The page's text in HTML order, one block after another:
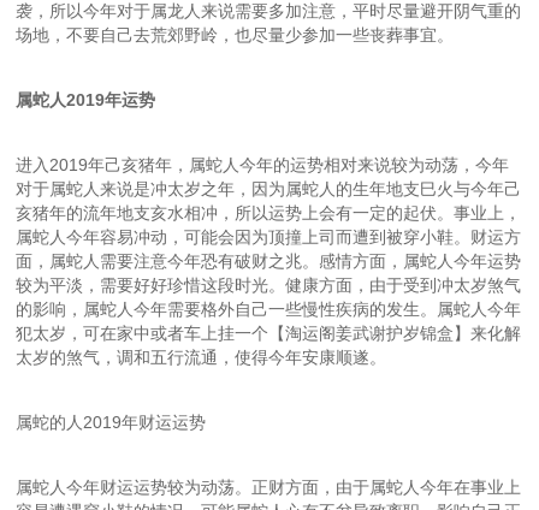
袭，所以今年对于属龙人来说需要多加注意，平时尽量避开阴气重的
场地，不要自己去荒郊野岭，也尽量少参加一些丧葬事宜。
属蛇人2019年运势
进入2019年己亥猪年，属蛇人今年的运势相对来说较为动荡，今年
对于属蛇人来说是冲太岁之年，因为属蛇人的生年地支巳火与今年己
亥猪年的流年地支亥水相冲，所以运势上会有一定的起伏。事业上，
属蛇人今年容易冲动，可能会因为顶撞上司而遭到被穿小鞋。财运方
面，属蛇人需要注意今年恐有破财之兆。感情方面，属蛇人今年运势
较为平淡，需要好好珍惜这段时光。健康方面，由于受到冲太岁煞气
的影响，属蛇人今年需要格外自己一些慢性疾病的发生。属蛇人今年
犯太岁，可在家中或者车上挂一个【淘运阁姜武谢护岁锦盒】来化解
太岁的煞气，调和五行流通，使得今年安康顺遂。
属蛇的人2019年财运运势
属蛇人今年财运运势较为动荡。正财方面，由于属蛇人今年在事业上